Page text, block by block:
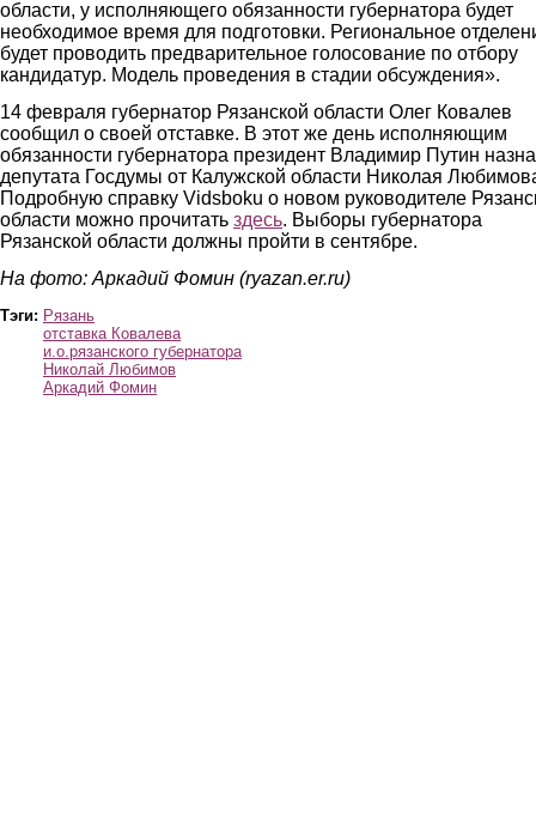
области, у исполняющего обязанности губернатора будет
необходимое время для подготовки. Региональное
будет проводить предварительное голосование по отбору
кандидатур. Модель проведения в стадии обсуждения».
14 февраля губернатор Рязанской области Олег Ковалев
сообщил о своей отставке. В этот же день исполняющим
обязанности губернатора президент Владимир Путин
депутата Госдумы от Калужской области Николая
Подробную справку Vidsboku о новом руководителе
области можно прочитать здесь. Выборы губернатора
Рязанской области должны пройти в сентябре.
На фото: Аркадий Фомин (ryazan.er.ru)
Тэги: Рязань
отставка Ковалева
и.о.рязанского губернатора
Николай Любимов
Аркадий Фомин